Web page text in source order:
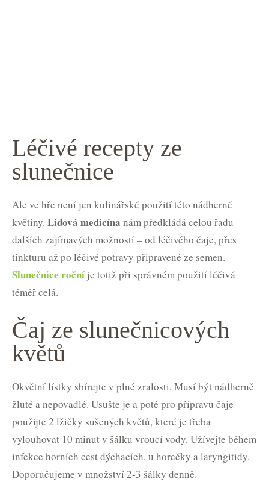
Léčivé recepty ze
slunečnice
Ale ve hře není jen kulinářské použití této nádherné
květiny. Lidová medicína nám předkládá celou řadu
dalších zajímavých možností – od léčivého čaje, přes
tinkturu až po léčivé potravy připravené ze semen.
Slunečnice roční je totiž při správném použití léčivá
téměř celá.
Čaj ze slunečnicových
květů
Okvětní lístky sbírejte v plné zralosti. Musí být nádherně
žluté a nepovadlé. Usušte je a poté pro přípravu čaje
použijte 2 lžičky sušených květů, které je třeba
vylouhovat 10 minut v šálku vroucí vody. Užívejte během
infekce horních cest dýchacích, u horečky a laryngitidy.
Doporučujeme v množství 2-3 šálky denně.